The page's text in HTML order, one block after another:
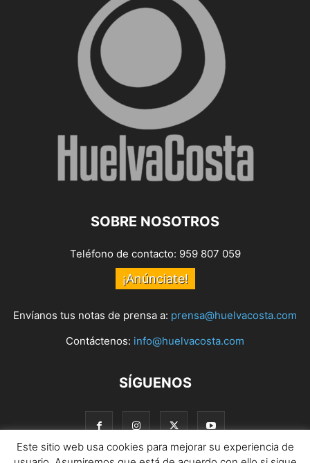
SOBRE NOSOTROS
Teléfono de contacto: 959 807 059
¡Anúnciate!
Envíanos tus notas de prensa a: prensa@huelvacosta.com
Contáctenos: info@huelvacosta.com
SÍGUENOS
Este sitio web usa cookies para mejorar su experiencia de